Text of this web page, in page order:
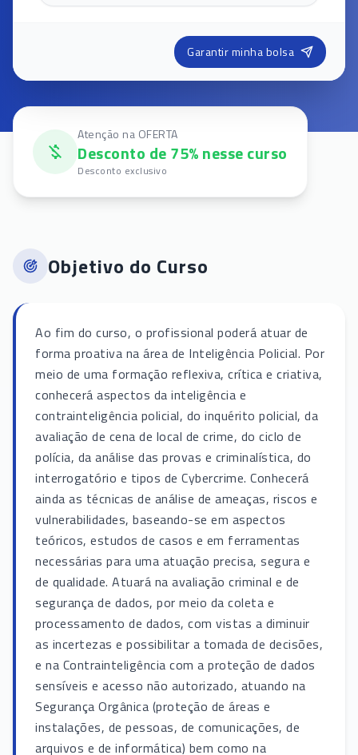
Garantir minha bolsa
Atenção na OFERTA
Desconto de 75% nesse curso
Desconto exclusivo
Objetivo do Curso
Ao fim do curso, o profissional poderá atuar de
forma proativa na área de Inteligência Policial. Por
meio de uma formação reflexiva, crítica e criativa,
conhecerá aspectos da inteligência e
contrainteligência policial, do inquérito policial, da
avaliação de cena de local de crime, do ciclo de
polícia, da análise das provas e criminalística, do
interrogatório e tipos de Cybercrime. Conhecerá
ainda as técnicas de análise de ameaças, riscos e
vulnerabilidades, baseando-se em aspectos
teóricos, estudos de casos e em ferramentas
necessárias para uma atuação precisa, segura e
de qualidade. Atuará na avaliação criminal e de
segurança de dados, por meio da coleta e
processamento de dados, com vistas a diminuir
as incertezas e possibilitar a tomada de decisões,
e na Contrainteligência com a proteção de dados
sensíveis e acesso não autorizado, atuando na
Segurança Orgânica (proteção de áreas e
instalações, de pessoas, de comunicações, de
arquivos e de informática) bem como na